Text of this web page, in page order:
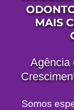
MAIS
Agência
Somos